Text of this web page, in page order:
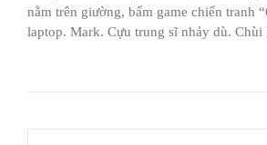
nằm trên giường, bấm game chiến tranh
laptop. Mark. Cựu trung sĩ nhảy dù. Chùi